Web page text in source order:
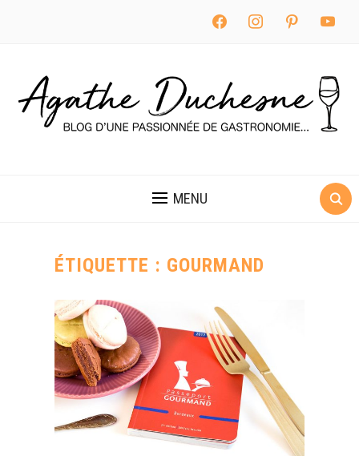
facebook instagram pinterest youtube
MENU
ÉTIQUETTE : GOURMAND